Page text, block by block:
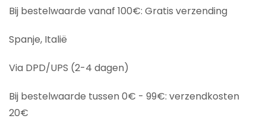
Bij bestelwaarde vanaf 100€: Gratis verzending
Spanje, Italië
Via DPD/UPS (2-4 dagen)
Bij bestelwaarde tussen 0€ - 99€: verzendkosten
20€